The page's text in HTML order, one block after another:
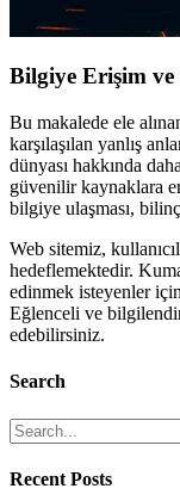
Bilgiye Erişim
Bu makalede ele
karşılaşılan yanlış
dünyası hakkında
güvenilir kaynaklara
bilgiye ulaşması,
Web sitemiz,
hedeflemektedir.
edinmek isteyenler
Eğlenceli ve
edebilirsiniz.
Search
Recent Posts